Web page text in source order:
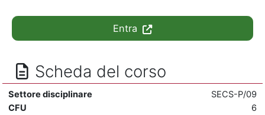
Entra
Scheda del corso
Settore disciplinare
SECS-P/09
CFU
6